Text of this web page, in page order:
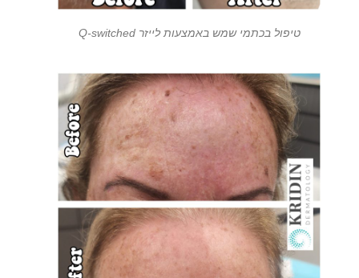
טיפול בכתמי שמש באמצעות לייזר Q-switched